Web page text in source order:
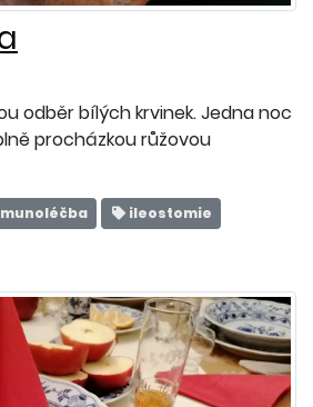
odběr bílých krvinek. Jedna noc
procházkou růžovou
ileostomie